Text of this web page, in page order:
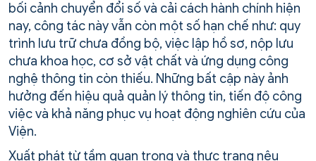
bối cảnh chuyển đổi số và cải cách hành chính hiện
nay, công tác này vẫn còn một số hạn chế như: quy
trình lưu trữ chưa đồng bộ, việc lập hồ sơ, nộp lưu
chưa khoa học, cơ sở vật chất và ứng dụng công
nghệ thông tin còn thiếu. Những bất cập này ảnh
hưởng đến hiệu quả quản lý thông tin, tiến độ công
việc và khả năng phục vụ hoạt động nghiên cứu của
Viện.
Xuất phát từ tầm quan trọng và thực trạng nêu